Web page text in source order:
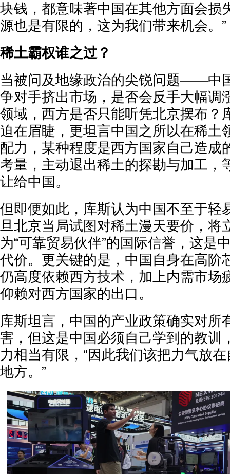
块钱，都意味著中国在其他方面会损
源也是有限的，这为我们带来机会。”
稀土霸权谁之过？
当被问及地缘政治的尖锐问题——中
争对手挤出市场，是否会反手大幅调
领域，西方是否只能听凭北京摆布？
迫在眉睫，更坦言中国之所以在稀土
配力，某种程度是西方国家自己造
考量，主动退出稀土的探勘与加工，
让给中国。
但即便如此，库斯认为中国不至于轻
旦北京当局试图对稀土漫天要价，将
为“可靠贸易伙伴”的国际信誉，这是
代价。更关键的是，中国自身在高阶
仍高度依赖西方技术，加上内需市场
仰赖对西方国家的出口。
库斯坦言，中国的产业政策确实对所
害，但这是中国必须自己学到的教训
力相当有限，“因此我们该把力气放
地方。”